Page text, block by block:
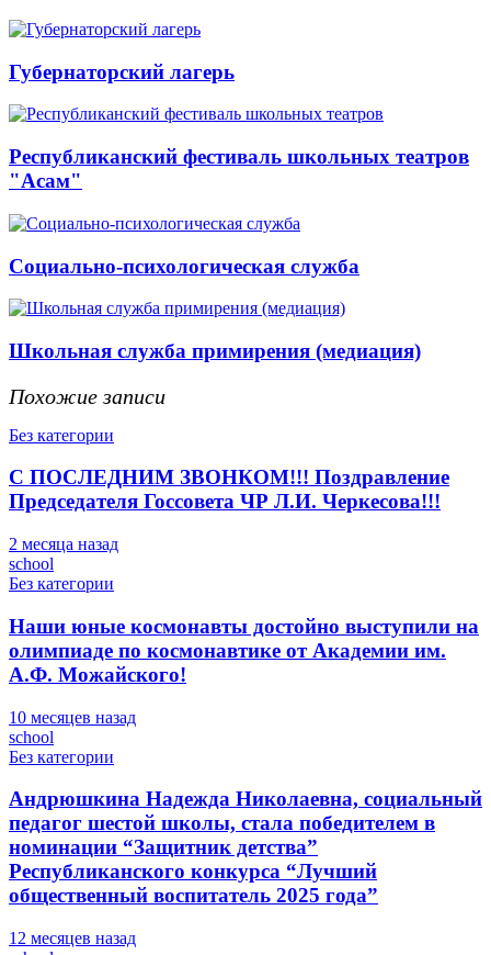
Губернаторский лагерь
Республиканский фестиваль школьных театров
"Асам"
Социально-психологическая служба
Школьная служба примирения (медиация)
Похожие записи
Без категории
С ПОСЛЕДНИМ ЗВОНКОМ!!! Поздравление
Председателя Госсовета ЧР Л.И. Черкесова!!!
2 месяца назад
school
Без категории
Наши юные космонавты достойно выступили на
олимпиаде по космонавтике от Академии им.
А.Ф. Можайского!
10 месяцев назад
school
Без категории
Андрюшкина Надежда Николаевна, социальный
педагог шестой школы, стала победителем в
номинации “Защитник детства”
Республиканского конкурса “Лучший
общественный воспитатель 2025 года”
12 месяцев назад